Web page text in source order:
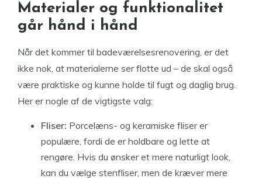
Materialer og funktionalitet
går hånd i hånd
Når det kommer til badeværelsesrenovering, er det
ikke nok, at materialerne ser flotte ud – de skal også
være praktiske og kunne holde til fugt og daglig brug.
Her er nogle af de vigtigste valg:
Fliser: Porcelæns- og keramiske fliser er
populære, fordi de er holdbare og lette at
rengøre. Hvis du ønsker et mere naturligt look,
kan du vælge stenfliser, men de kræver mere